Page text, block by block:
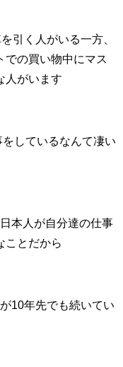
引く人がいる一方、
での買い物中にマス
人がいます
しているなんて凄い
本人が自分達の仕事
ことだから
10年先でも続いてい